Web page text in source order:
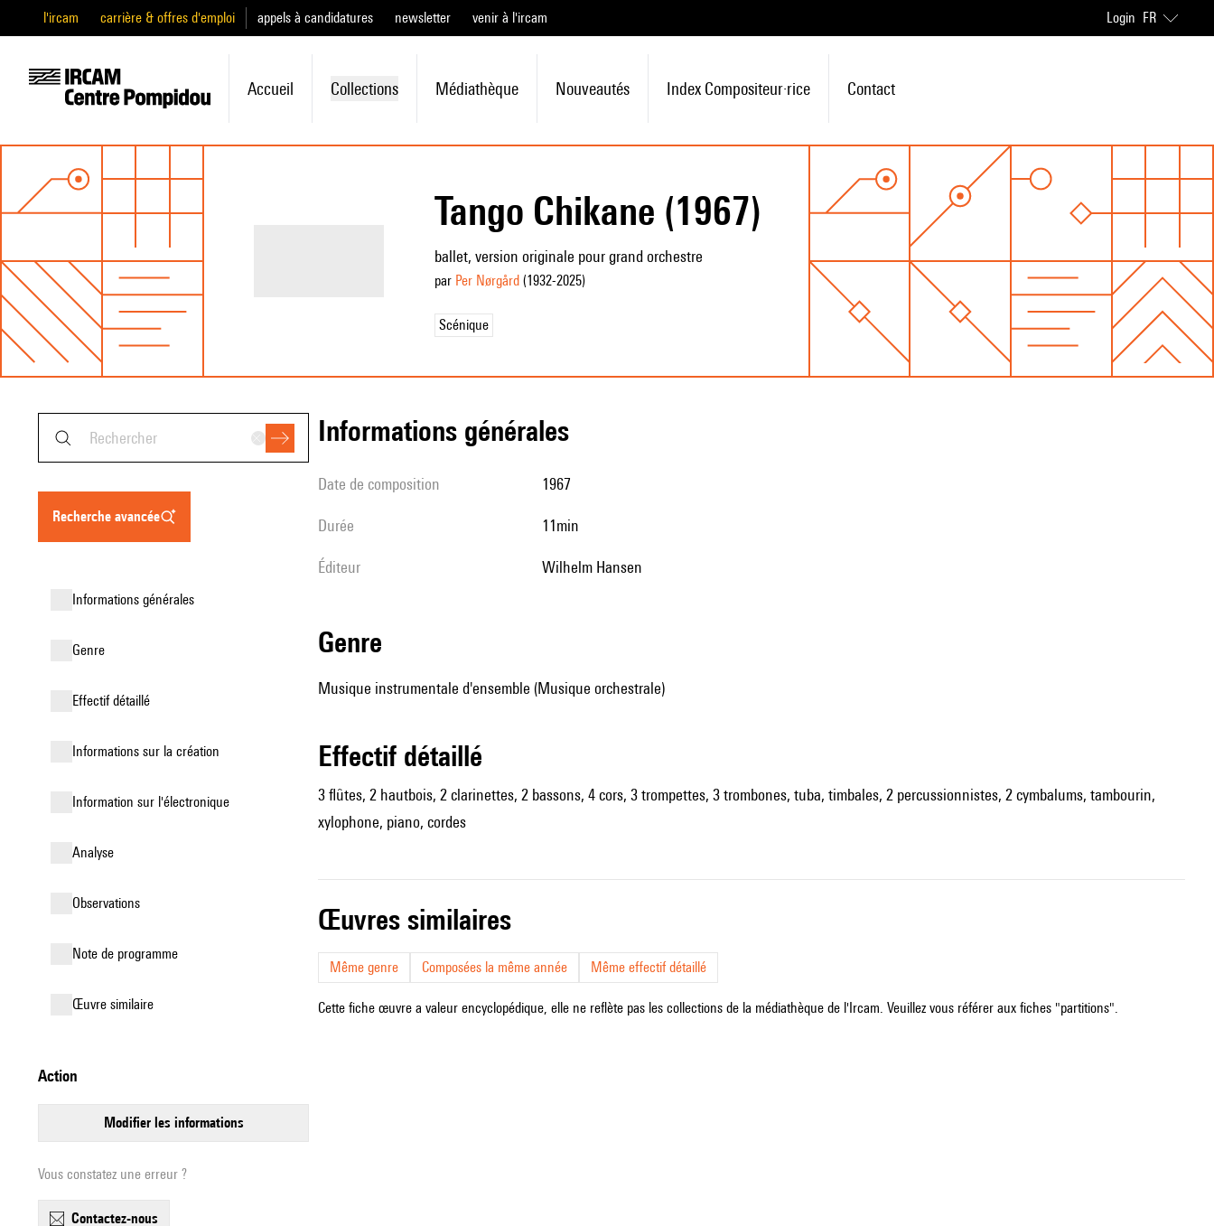
l'ircam carrière & offres d'emploi appels à candidatures newsletter venir à l'ircam Login FR
Accueil Collections Médiathèque Nouveautés Index Compositeur·rice Contact
Tango Chikane (1967)
ballet, version originale pour grand orchestre
par Per Nørgård(1932-2025)
Scénique
recherche avancée
informations générales
genre
effectif détaillé
informations sur la création
Information sur l'électronique
analyse
observations
Note de programme
œuvre similaire
action
modifier les informations
Vous constatez une erreur ?
contactez-nous
informations générales
date de composition 1967
durée 11min
éditeur Wilhelm Hansen
genre
Musique instrumentale d'ensemble (Musique orchestrale)
effectif détaillé
3 flûtes, 2 hautbois, 2 clarinettes, 2 bassons, 4 cors, 3 trompettes, 3 trombones, tuba, timbales, 2 percussionnistes, 2 cymbalums, tambourin,
xylophone, piano, cordes
œuvres similaires
Même genre Composées la même année Même effectif détaillé
Cette fiche œuvre a valeur encyclopédique, elle ne reflète pas les collections de la médiathèque de l'Ircam. Veuillez vous référer aux fiches "partitions".